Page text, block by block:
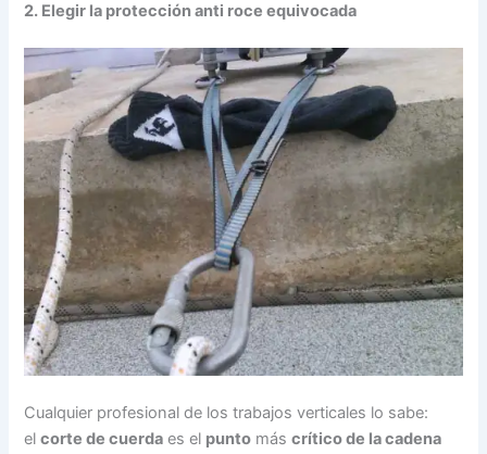
2. Elegir la protección anti roce equivocada
Cualquier profesional de los trabajos verticales lo sabe:
elcorte de cuerda es el punto máscrítico de la cadena